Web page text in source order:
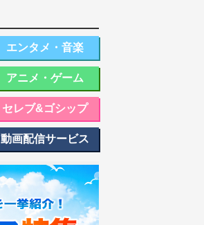
エンタメ・音楽
アニメ・ゲーム
セレブ&ゴシップ
動画配信サービス